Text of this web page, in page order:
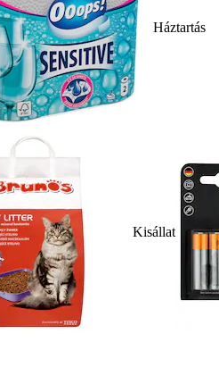
Háztartás
Kisállat